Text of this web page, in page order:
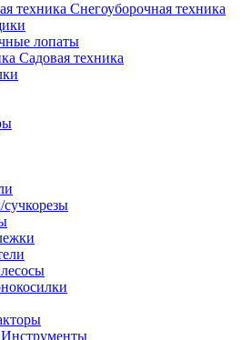
Снегоуборочная техника
лопаты
Садовая техника
Инструменты